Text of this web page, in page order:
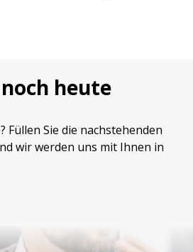
heute
Füllen Sie die nachstehenden
wir werden uns mit Ihnen in